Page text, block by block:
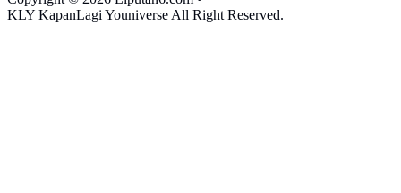
KLY KapanLagi Youniverse All Right Reserved.